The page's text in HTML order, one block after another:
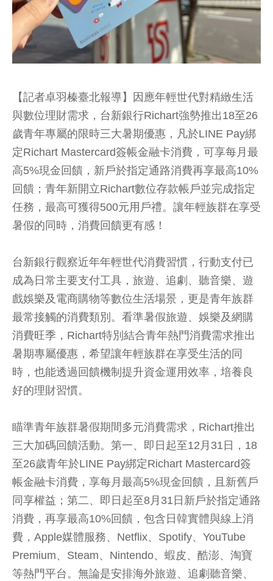
【記者卓羽榛臺北報導】因應年輕世代對精緻生活
與數位理財需求，台新銀行Richart強勢推出18至26
歲青年專屬的限時三大暑期優惠，凡於LINE Pay綁
定Richart Mastercard簽帳金融卡消費，可享每月最
高5%現金回饋，新戶於指定通路消費再享最高10%
回饋；青年新開立Richart數位存款帳戶並完成指定
任務，最高可獲得500元用戶禮。讓年輕族群在享受
暑假的同時，消費回饋更有感！
台新銀行觀察近年年輕世代消費習慣，行動支付已
成為日常主要支付工具，旅遊、追劇、聽音樂、遊
戲娛樂及電商購物等數位生活場景，更是青年族群
最常接觸的消費類別。看準暑假旅遊、娛樂及網購
消費旺季，Richart特別結合青年熱門消費需求推出
暑期專屬優惠，希望讓年輕族群在享受生活的同
時，也能透過回饋機制提升資金運用效率，培養良
好的理財習慣。
瞄準青年族群暑假期間多元消費需求，Richart推出
三大加碼回饋活動。第一、即日起至12月31日，18
至26歲青年於LINE Pay綁定Richart Mastercard簽
帳金融卡消費，享每月最高5%現金回饋，且新舊戶
同享權益；第二、即日起至8月31日新戶於指定通路
消費，再享最高10%回饋，包含日韓實體與線上消
費，Apple媒體服務、Netflix、Spotify、YouTube
Premium、Steam、Nintendo、蝦皮、酷澎、淘寶
等熱門平台。無論是安排海外旅遊、追劇聽音樂、